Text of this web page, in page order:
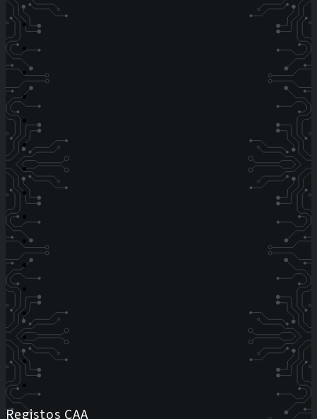
Registos CAA